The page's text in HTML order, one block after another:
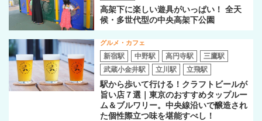
高架下に楽しい遊具がいっぱい！ 全天
候・多世代型の中央高架下公園
グルメ・カフェ
新宿駅 中野駅 高円寺駅
三鷹駅
武蔵小金井駅
立川駅 立飛駅
駅から歩いて行ける！クラフトビールが
旨い店７選｜東京のおすすめタップルー
ム＆ブルワリー。中央線沿いで醸造され
た個性際立つ味を堪能すべし！